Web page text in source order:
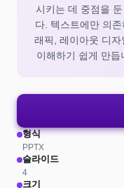
시키는 데 중점을
다. 텍스트에만 의
래픽, 레이아웃 디
이해하기 쉽게 만듭
형식
PPTX
슬라이드
4
크기